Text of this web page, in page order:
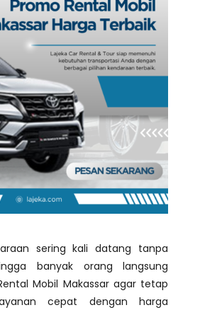
sering kali datang tanpa
banyak orang langsung
Mobil Makassar agar tetap
cepat dengan harga